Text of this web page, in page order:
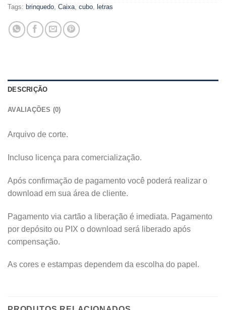
Tags: brinquedo, Caixa, cubo, letras
DESCRIÇÃO
AVALIAÇÕES (0)
Arquivo de corte.
Incluso licença para comercialização.
Após confirmação de pagamento você poderá realizar o
download em sua área de cliente.
Pagamento via cartão a liberação é imediata. Pagamento
por depósito ou PIX o download será liberado após
compensação.
As cores e estampas dependem da escolha do papel.